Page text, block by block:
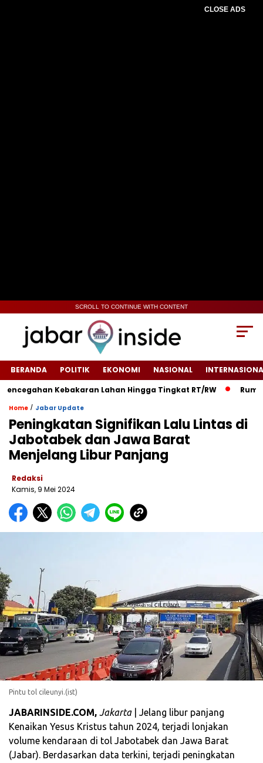
CLOSE ADS
SCROLL TO CONTINUE WITH CONTENT
BERANDA POLITIK EKONOMI NASIONAL
Kebakaran Lahan Hingga Tingkat RT/RW‎
‎Rumah
Home / Jabar Update
Peningkatan Signifikan Lalu Lintas di
Jabotabek dan Jawa Barat
Menjelang Libur Panjang
Redaksi
Kamis, 9 Mei 2024
Pintu tol cileunyi.(ist)
JABARINSIDE.COM, Jakarta| Jelang libur panjang
Kenaikan Yesus Kristus tahun 2024, terjadi lonjakan
volume kendaraan di tol Jabotabek dan Jawa Barat
(Jabar). Berdasarkan data terkini, terjadi peningkatan